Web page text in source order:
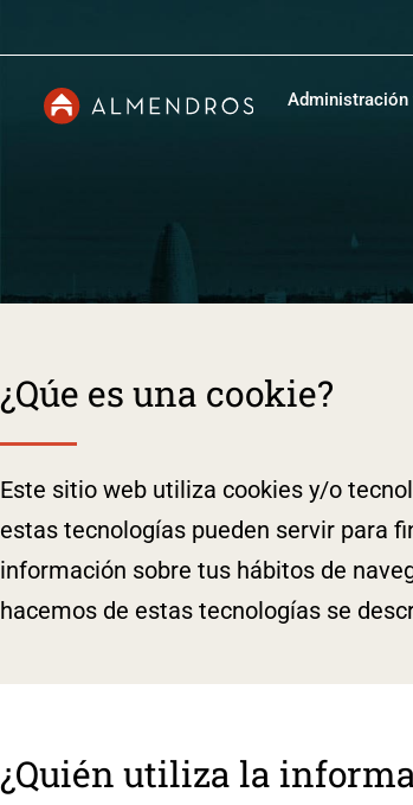
Administración
¿Qúe es una cookie?
Este sitio web utiliza cookies y/o
estas tecnologías pueden servir para
información sobre tus hábitos de
hacemos de estas tecnologías se
¿Quién utiliza la